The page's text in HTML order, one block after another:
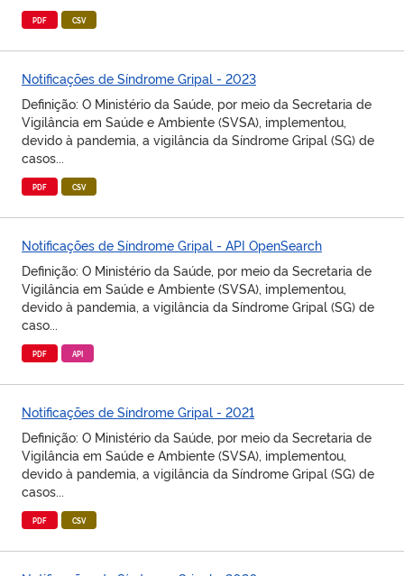
PDF CSV
Notificações de Síndrome Gripal - 2023
Definição: O Ministério da Saúde, por meio da Secretaria de
Vigilância em Saúde e Ambiente (SVSA), implementou,
devido à pandemia, a vigilância da Síndrome Gripal (SG) de
casos...
PDF CSV
Notificações de Síndrome Gripal - API OpenSearch
Definição: O Ministério da Saúde, por meio da Secretaria de
Vigilância em Saúde e Ambiente (SVSA), implementou,
devido à pandemia, a vigilância da Síndrome Gripal (SG) de
caso...
PDF API
Notificações de Síndrome Gripal - 2021
Definição: O Ministério da Saúde, por meio da Secretaria de
Vigilância em Saúde e Ambiente (SVSA), implementou,
devido à pandemia, a vigilância da Síndrome Gripal (SG) de
casos...
PDF CSV